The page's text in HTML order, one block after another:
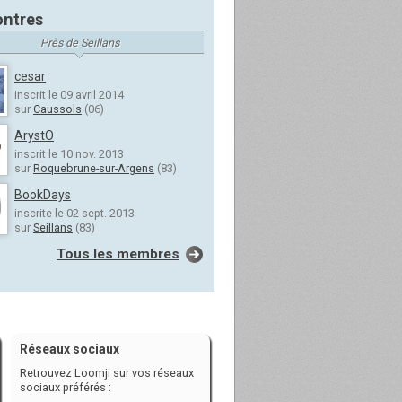
Près de Seillans
cesar
inscrit le 09 avril 2014
sur Caussols (06)
ArystO
inscrit le 10 nov. 2013
sur Roquebrune-sur-Argens (83)
BookDays
inscrite le 02 sept. 2013
sur Seillans (83)
Tous les membres
Réseaux sociaux
Retrouvez Loomji sur vos réseaux
sociaux préférés :